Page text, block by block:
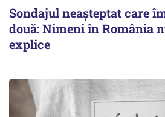
Sondajul neașteptat care
două: Nimeni în România
explice